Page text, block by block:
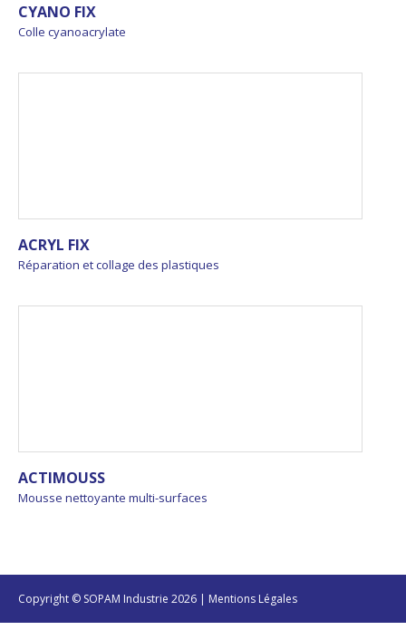
CYANO FIX
Colle cyanoacrylate
ACRYL FIX
Réparation et collage des plastiques
ACTIMOUSS
Mousse nettoyante multi-surfaces
Copyright © SOPAM Industrie 2026 | Mentions Légales